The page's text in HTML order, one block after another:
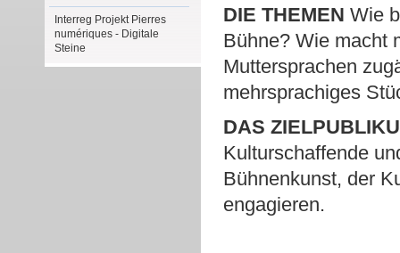
Interreg Projekt Pierres
numériques - Digitale
Steine
DIE THEMEN Wie
Bühne? Wie macht
Muttersprachen
mehrsprachiges
DAS
Kulturschaffende
Bühnenkunst, der
engagieren.